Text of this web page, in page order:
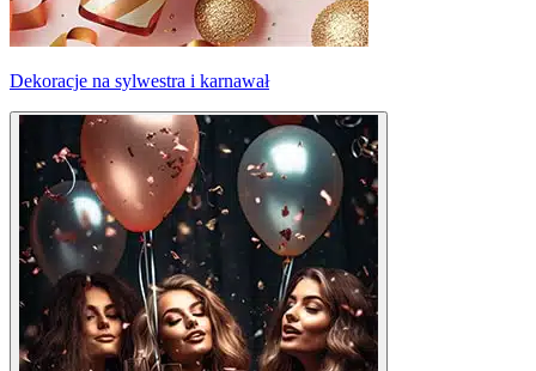
Dekoracje na sylwestra i karnawał